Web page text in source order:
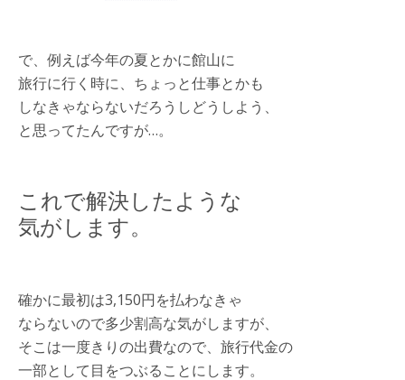
で、例えば今年の夏とかに館山に
旅行に行く時に、ちょっと仕事とかも
しなきゃならないだろうしどうしよう、
と思ってたんですが…。
これで解決したような
気がします。
確かに最初は3,150円を払わなきゃ
ならないので多少割高な気がしますが、
そこは一度きりの出費なので、旅行代金の
一部として目をつぶることにします。